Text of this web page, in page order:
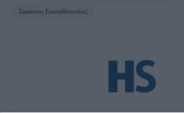
Σαράντος Ευσταθόπουλος